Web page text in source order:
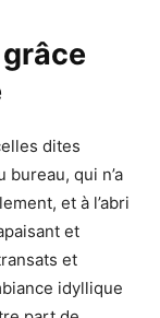
dites
bureau, qui n’a
et à l’abri
et
et
idyllique